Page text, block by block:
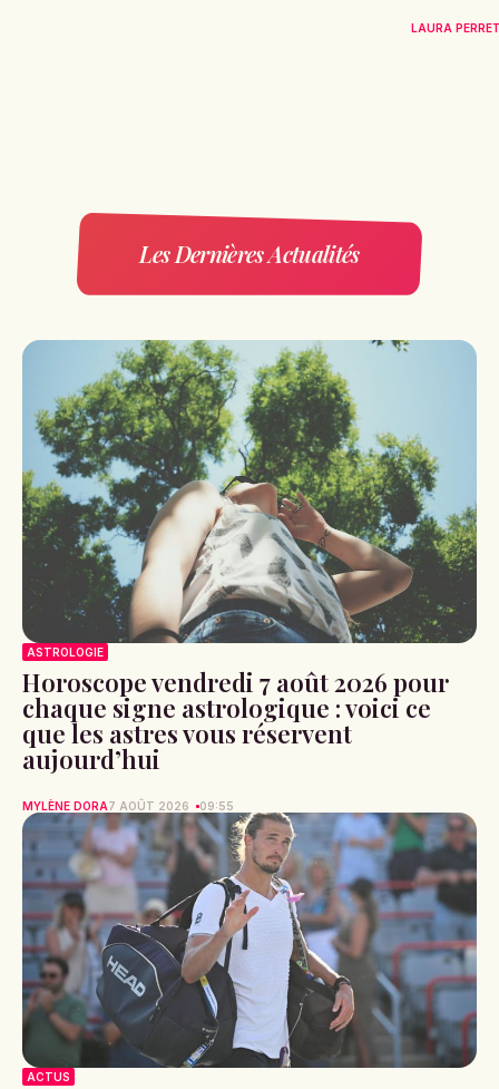
LAURA
Les Dernières Actualités
ASTROLOGIE
Horoscope vendredi 7 août 2026 pour
chaque signe astrologique : voici ce
que les astres vous réservent
aujourd’hui
MYLÈNE DORA7 AOÛT 2026 09:55
ACTUS